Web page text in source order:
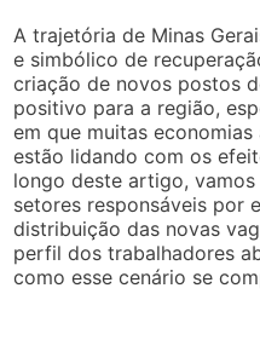
A trajetória de Minas
e simbólico de
criação de novos postos
positivo para a região,
em que muitas
estão lidando com os
longo deste artigo,
setores responsáveis por
distribuição das novas
perfil dos trabalhadores
como esse cenário se